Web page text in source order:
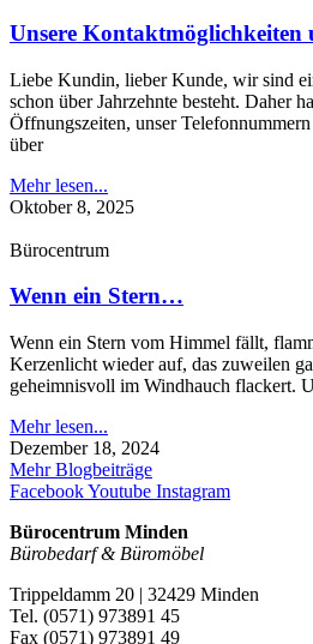
Unsere Kontaktmöglichkeiten
Liebe Kundin, lieber Kunde, wir sind
schon über Jahrzehnte besteht. Daher
Öffnungszeiten, unser
über
Mehr lesen...
Oktober 8, 2025
Bürocentrum
Wenn ein Stern…
Wenn ein Stern vom Himmel fällt,
Kerzenlicht wieder auf, das zuweilen
geheimnisvoll im Windhauch flackert.
Mehr lesen...
Dezember 18, 2024
Mehr Blogbeiträge
FacebookYoutube Instagram
Bürocentrum Minden
Bürobedarf & Büromöbel
Trippeldamm 20 | 32429 Minden
Tel. (0571) 973891 45
Fax (0571) 973891 49